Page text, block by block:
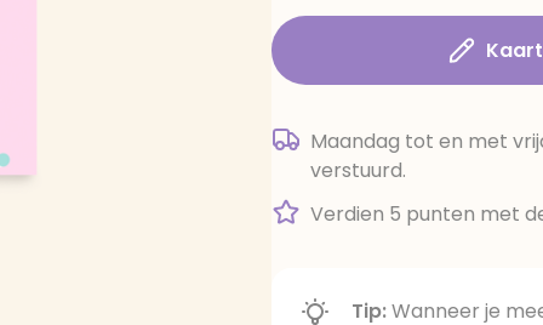
Maandag tot en met
verstuurd.
Verdien 5 punten met
Tip:Wanneer je